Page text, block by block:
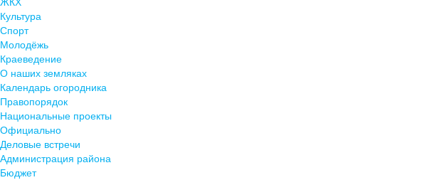
Культура
Спорт
Молодёжь
Краеведение
О наших земляках
Календарь огородника
Правопорядок
Национальные проекты
Официально
Деловые встречи
Администрация района
Бюджет